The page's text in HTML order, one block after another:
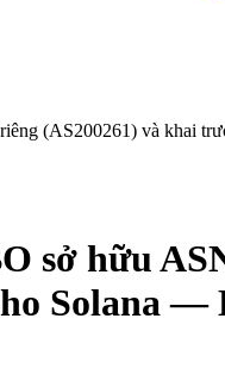
(AS200261) và khai
sở hữu
Solana —